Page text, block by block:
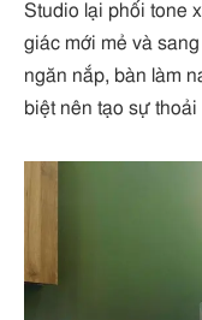
Studio lại phối tone
giác mới mẻ và
ngăn nắp, bàn làm
biệt nên tạo sự thoải